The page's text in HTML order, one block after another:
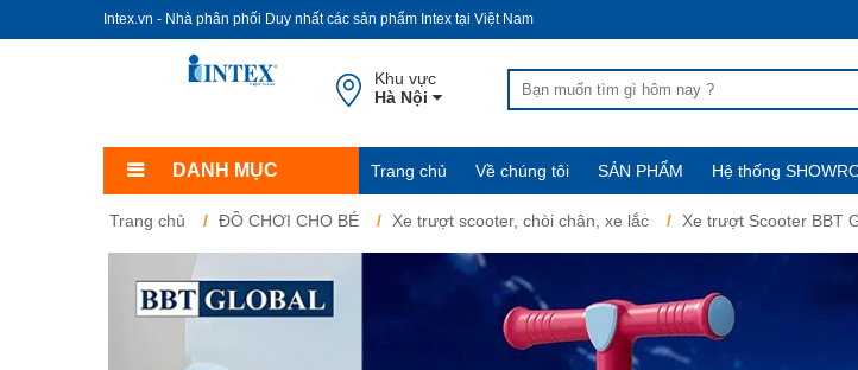
Intex.vn - Nhà phân phối Duy nhất các sản phẩm Intex tại Việt Nam
Khu vực
Hà Nội
DANH MỤC Trang chủ Về chúng tôi SẢN PHẨM Hệ thống
Trang chủ ĐỒ CHƠI CHO BÉ Xe trượt scooter, chòi chân, xe lắc Xe trượt Scooter BBT